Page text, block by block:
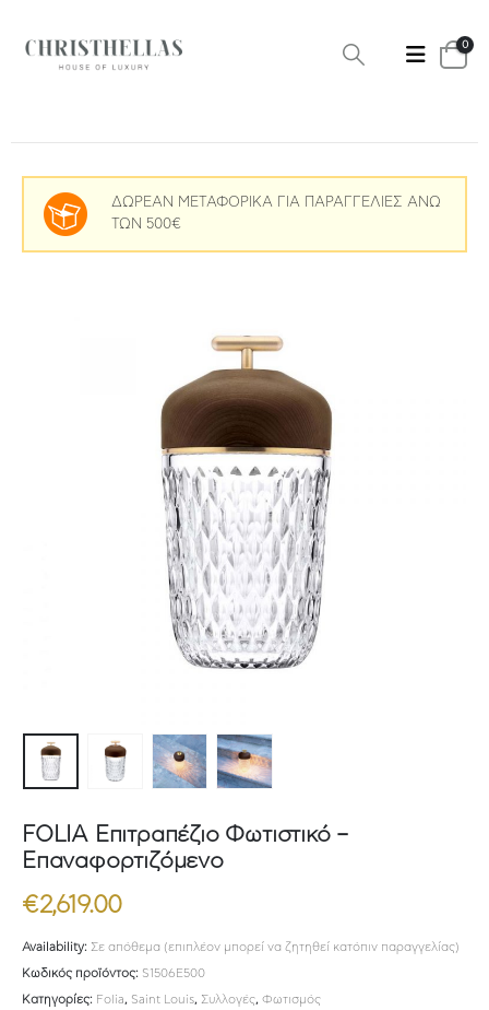
0
ΔΩΡΕΑΝ ΜΕΤΑΦΟΡΙΚΑ ΓΙΑ ΠΑΡΑΓΓΕΛΙΕΣ ΑΝΩ
ΤΩΝ 500€
FOLIA Επιτραπέζιο Φωτιστικό –
Επαναφορτιζόμενο
€2,619.00
Availability: Σε απόθεμα (επιπλέον μπορεί να ζητηθεί κατόπιν παραγγελίας)
Κωδικός προϊόντος: S1506E500
Κατηγορίες: Folia, Saint Louis, Συλλογές, Φωτισμός